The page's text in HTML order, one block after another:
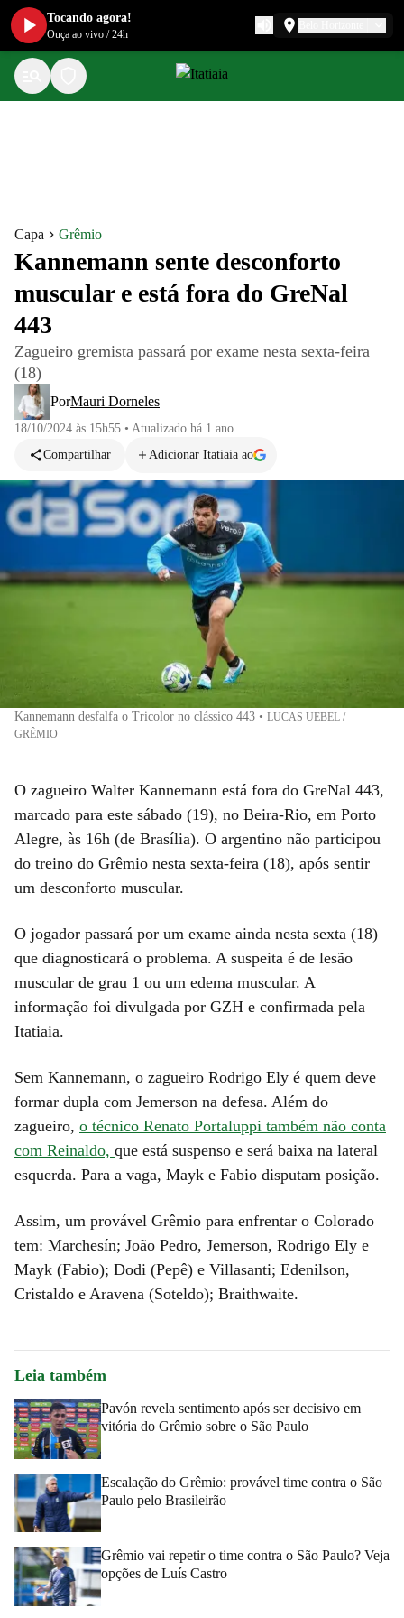
Capa Grêmio
Kannemann sente desconforto
muscular e está fora do GreNal
443
Zagueiro gremista passará por exame nesta sexta-feira
(18)
PorMauri Dorneles
18/10/2024 às 15h55 • Atualizado há 1 ano
Compartilhar
Adicionar Itatiaia ao
Kannemann desfalfa o Tricolor no clássico 443 • LUCAS UEBEL /
GRÊMIO
O zagueiro Walter Kannemann está fora do GreNal 443,
marcado para este sábado (19), no Beira-Rio, em Porto
Alegre, às 16h (de Brasília). O argentino não participou
do treino do Grêmio nesta sexta-feira (18), após sentir
um desconforto muscular.
O jogador passará por um exame ainda nesta sexta (18)
que diagnosticará o problema. A suspeita é de lesão
muscular de grau 1 ou um edema muscular. A
informação foi divulgada por GZH e confirmada pela
Itatiaia.
Sem Kannemann, o zagueiro Rodrigo Ely é quem deve
formar dupla com Jemerson na defesa. Além do
zagueiro, o técnico Renato Portaluppi também não conta
com Reinaldo, que está suspenso e será baixa na lateral
esquerda. Para a vaga, Mayk e Fabio disputam posição.
Assim, um provável Grêmio para enfrentar o Colorado
tem: Marchesín; João Pedro, Jemerson, Rodrigo Ely e
Mayk (Fabio); Dodi (Pepê) e Villasanti; Edenilson,
Cristaldo e Aravena (Soteldo); Braithwaite.
Leia também
Pavón revela sentimento após ser decisivo em
vitória do Grêmio sobre o São Paulo
Escalação do Grêmio: provável time contra o São
Paulo pelo Brasileirão
Grêmio vai repetir o time contra o São Paulo? Veja
opções de Luís Castro
Tocando agora!
Ouça ao vivo /24h